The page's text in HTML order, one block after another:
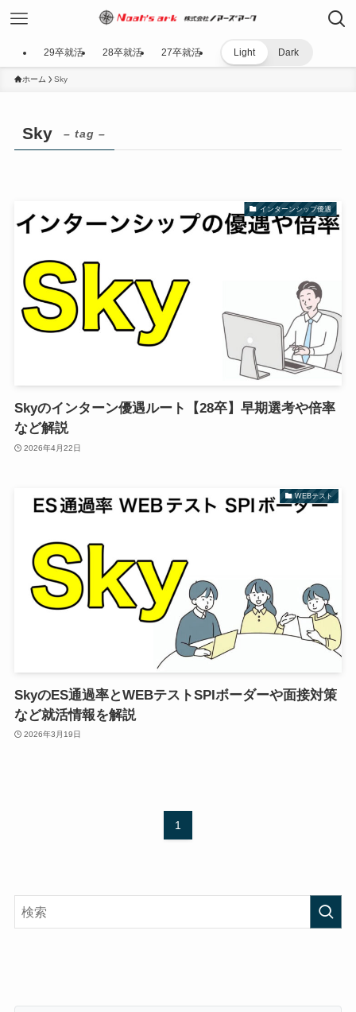
29卒就活 28卒就活 27卒就活 Light Dark
ホーム Sky
Sky – tag –
インターンシップ優遇
Skyのインターン優遇ルート【28卒】早期選考や倍率
など解説
2026年4月22日
WEBテスト
SkyのES通過率とWEBテストSPIボーダーや面接対策
など就活情報を解説
2026年3月19日
1